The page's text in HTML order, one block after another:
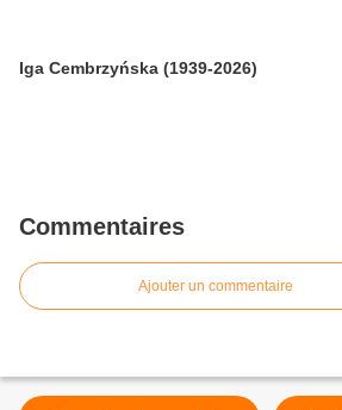
Iga Cembrzyńska (1939-2026)
Commentaires
Ajouter un commentaire